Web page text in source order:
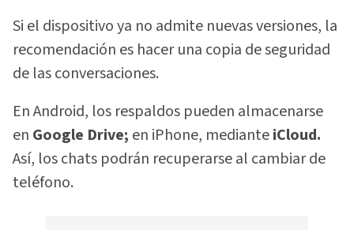
Si el dispositivo ya no admite nuevas versiones, la
recomendación es hacer una copia de seguridad
de las conversaciones.
En Android, los respaldos pueden almacenarse
en Google Drive; en iPhone, medianteiCloud.
Así, los chats podrán recuperarse al cambiar de
teléfono.